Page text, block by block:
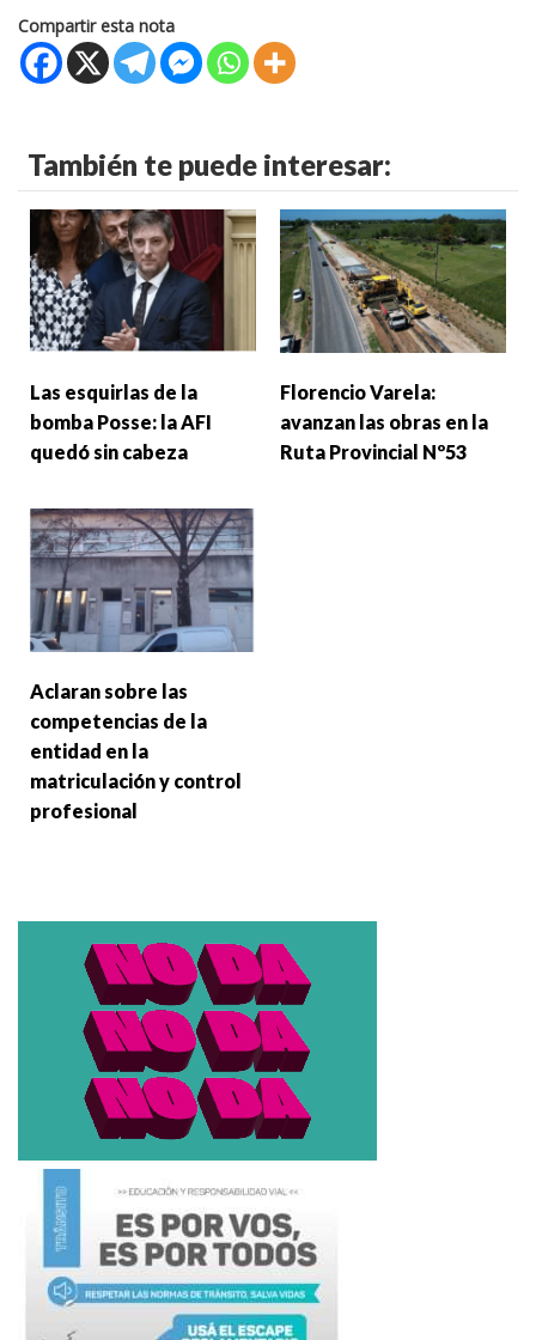
Compartir esta nota
También te puede interesar:
Las esquirlas de la
bomba Posse: la AFI
quedó sin cabeza
Florencio Varela:
avanzan las obras en la
Ruta Provincial Nº53
Aclaran sobre las
competencias de la
entidad en la
matriculación y control
profesional